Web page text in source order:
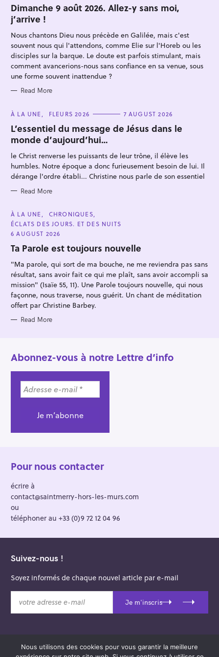
T
E
G
O
R
I
E
S
Dimanche 9 août 2026. Allez-y sans moi,
j’arrive !
Nous chantons Dieu nous précède en Galilée, mais c'est
souvent nous qui l'attendons, comme Elie sur l'Horeb ou les
disciples sur la barque. Le doute est parfois stimulant, mais
comment avancerions-nous sans confiance en sa venue, sous
une forme souvent inattendue ?
Read More
C
T
E
G
O
R
I
E
S
À LA UNE FLEURS 2026 7 AUGUST 2026
L’essentiel du message de Jésus dans le
monde d’aujourd’hui…
le Christ renverse les puissants de leur trône, il élève les
humbles. Notre époque a donc furieusement besoin de lui. Il
dérange l'ordre établi... Christine nous parle de son essentiel
Read More
C
A
T
E
O
R
E
À LA UNE
CHRONIQUES
ÉCLATS DES JOURS. ET DES NUITS
6 AUGUST 2026
Ta Parole est toujours nouvelle
"Ma parole, qui sort de ma bouche, ne me reviendra pas sans
résultat, sans avoir fait ce qui me plaît, sans avoir accompli sa
mission" (Isaïe 55, 11). Une Parole toujours nouvelle, qui nous
façonne, nous traverse, nous guérit. Un chant de méditation
offert par Christine Barbey.
Read More
Abonnez-vous à notre Lettre d’info
Pour nous contacter
écrire à
contact@saintmerry-hors-les-murs.com
ou
téléphoner au +33 (0)9 72 12 04 96
Suivez-nous !
Soyez informés de chaque nouvel article par e-mail
t
Je m'inscris
© 2026 Saint-Merry Hors-les-Murs.
e
a
r
h
f
Nous utilisons des cookies pour vous garantir la meilleure